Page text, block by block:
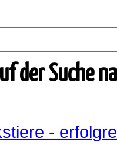
der Suche
-